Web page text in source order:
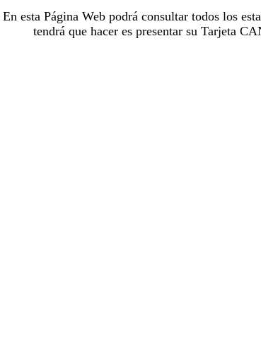
En esta Página Web podrá consultar todos los
tendrá que hacer es presentar su Tarjeta